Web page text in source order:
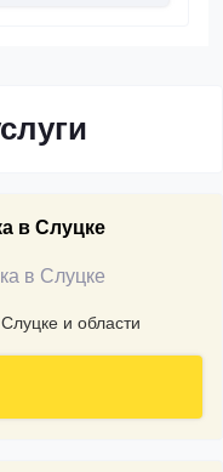
в Слуцке
и области